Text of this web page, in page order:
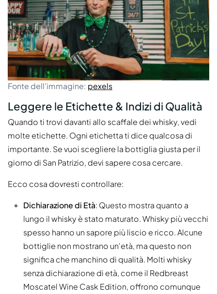
Fonte dell'immagine: pexels
Leggere le Etichette & Indizi di Qualità
Quando ti trovi davanti allo scaffale dei whisky, vedi
molte etichette. Ogni etichetta ti dice qualcosa di
importante. Se vuoi scegliere la bottiglia giusta per il
giorno di San Patrizio, devi sapere cosa cercare.
Ecco cosa dovresti controllare:
Dichiarazione di Età: Questo mostra quanto a
lungo il whisky è stato maturato. Whisky più vecchi
spesso hanno un sapore più liscio e ricco. Alcune
bottiglie non mostrano un'età, ma questo non
significa che manchino di qualità. Molti whisky
senza dichiarazione di età, come il Redbreast
Moscatel Wine Cask Edition, offrono comunque